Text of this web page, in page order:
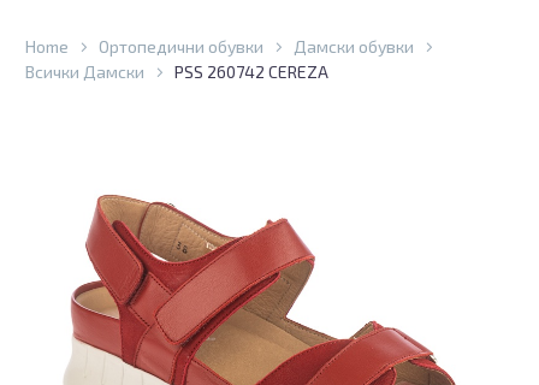
Home Ортопедични обувки
Дамски обувки
Всички Дамски
PSS 260742 CEREZA